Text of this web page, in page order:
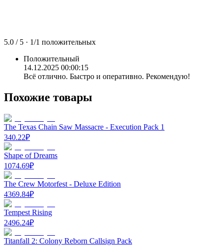
5.0 / 5 · 1/1 положительных
Положительный
14.12.2025 00:00:15
Всё отлично. Быстро и оперативно. Рекомендую!
Похожие товары
The Texas Chain Saw Massacre - Execution Pack 1
340.22₽
Shape of Dreams
1074.69₽
The Crew Motorfest - Deluxe Edition
4369.84₽
Tempest Rising
2496.24₽
Titanfall 2: Colony Reborn Callsign Pack